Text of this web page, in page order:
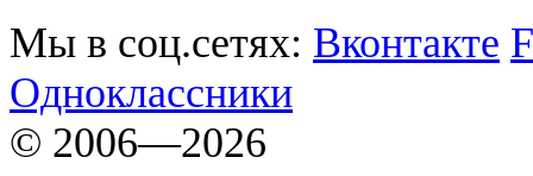
Мы в соц.сетях: Вконтакте
Одноклассники
© 2006—2026